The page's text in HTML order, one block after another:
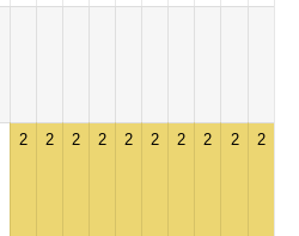
2 2 2 2 2 2 2 2 2 2